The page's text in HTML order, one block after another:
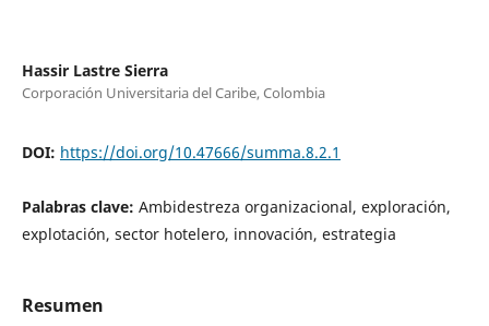
Hassir Lastre Sierra
Corporación Universitaria del Caribe, Colombia
DOI: https://doi.org/10.47666/summa.8.2.1
Palabras clave: Ambidestreza organizacional, exploración,
explotación, sector hotelero, innovación, estrategia
Resumen